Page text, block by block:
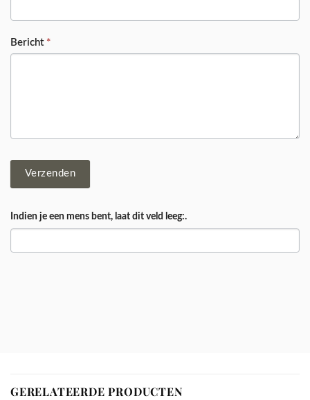
Bericht *
Verzenden
Indien je een mens bent, laat dit veld leeg:.
GERELATEERDE PRODUCTEN